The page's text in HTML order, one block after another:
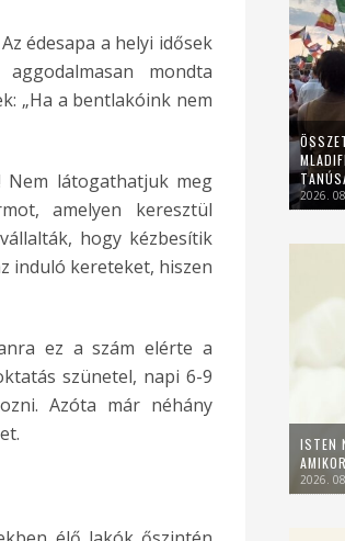
édesapa a helyi idősek
mondta
„Ha a bentlakóink nem
látogathatjuk meg
amelyen keresztül
hogy kézbesítik
induló kereteket, hiszen
ez a szám elérte a
szünetel, napi 6-9
Azóta már néhány
2026.
ISTEN
2026.